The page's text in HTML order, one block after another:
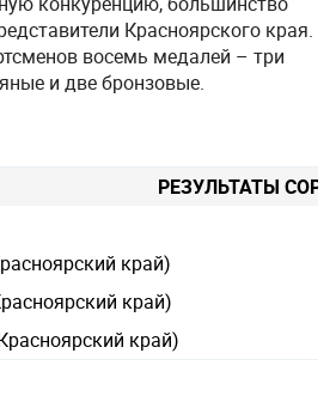
Красноярского края.
восемь медалей – три
и две бронзовые.
РЕЗУЛЬТАТЫ
край)
край)
край)